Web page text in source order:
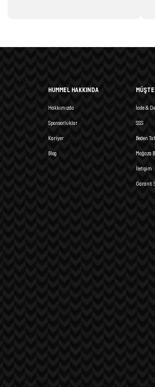
HUMMEL HAKKINDA
Hakkımızda
Sponsorluklar
Kariyer
Blog
İade &
SSS
Beden
Mağaza
İletişim
Garanti